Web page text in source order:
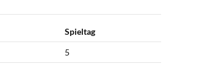
Spieltag
5